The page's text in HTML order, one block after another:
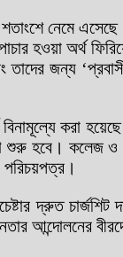
শতাংশে নেমে
হওয়া অর্থ
জন্য
করা
হবে। কলেজ
পরিচয়পত্র।
দ্রুত
আন্দোলনের